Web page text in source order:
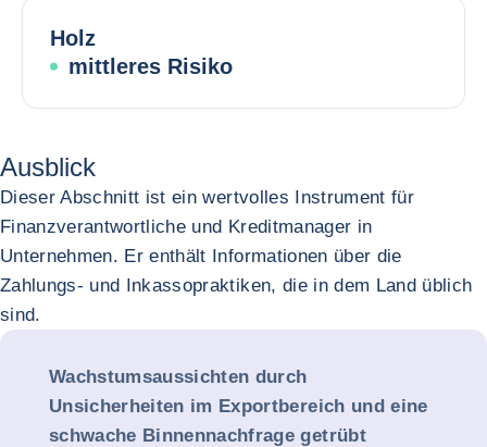
Holz
mittleres Risiko
Ausblick
Dieser Abschnitt ist ein wertvolles Instrument für
Finanzverantwortliche und Kreditmanager in
Unternehmen. Er enthält Informationen über die
Zahlungs- und Inkassopraktiken, die in dem Land üblich
sind.
Wachstumsaussichten durch
Unsicherheiten im Exportbereich und eine
schwache Binnennachfrage getrübt